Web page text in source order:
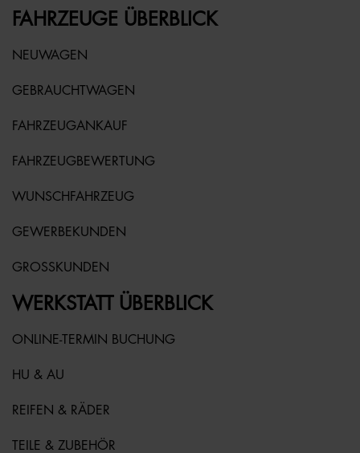
FAHRZEUGE ÜBERBLICK
NEUWAGEN
GEBRAUCHTWAGEN
FAHRZEUGANKAUF
FAHRZEUGBEWERTUNG
WUNSCHFAHRZEUG
GEWERBEKUNDEN
GROSSKUNDEN
WERKSTATT ÜBERBLICK
ONLINE-TERMIN BUCHUNG
HU & AU
REIFEN & RÄDER
TEILE & ZUBEHÖR